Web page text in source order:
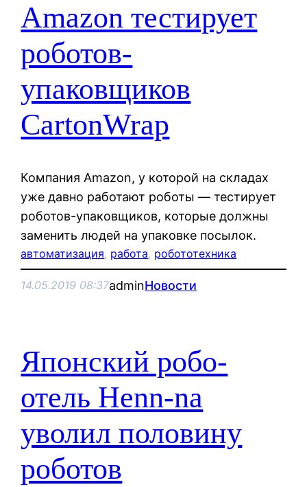
Amazon тестирует
роботов-
упаковщиков
CartonWrap
Компания Amazon, у которой на складах
уже давно работают роботы — тестирует
роботов-упаковщиков, которые должны
заменить людей на упаковке посылок.
автоматизация, работа, робототехника
14.05.2019 08:37adminНовости
Японский робо-
отель Henn-na
уволил половину
роботов